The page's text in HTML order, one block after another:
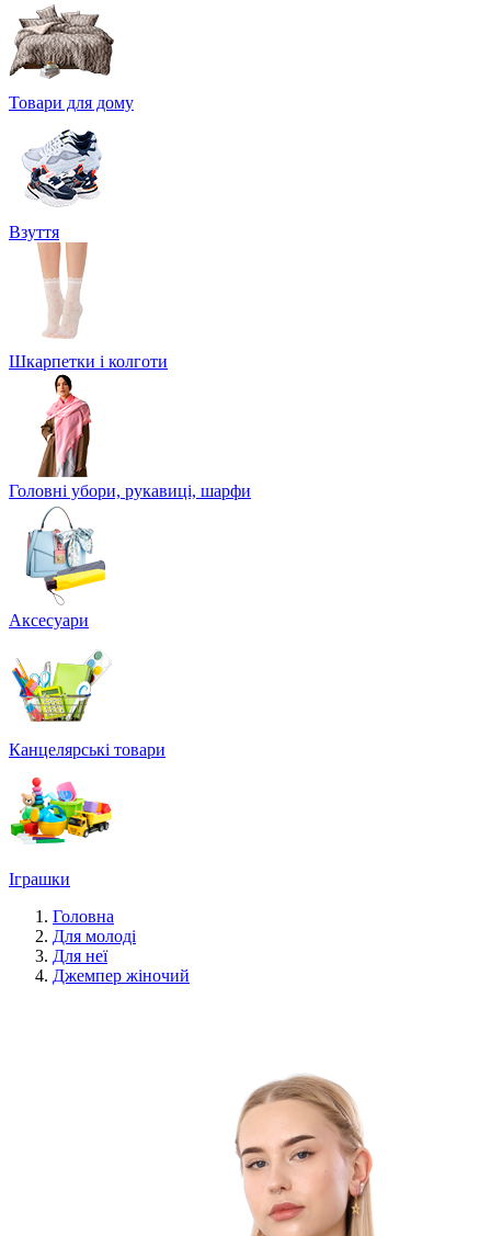
Товари для дому
Взуття
Шкарпетки і колготи
Головні убори, рукавиці, шарфи
Аксесуари
Канцелярські товари
Іграшки
Головна
Для молоді
Для неї
Джемпер жіночий